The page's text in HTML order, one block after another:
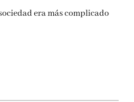
era más complicado